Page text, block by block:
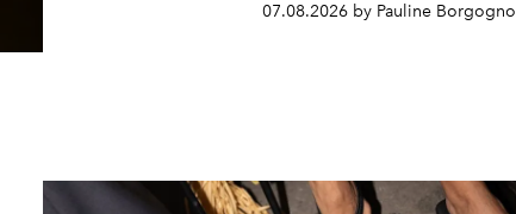
07.08.2026 by Pauline Borgogno